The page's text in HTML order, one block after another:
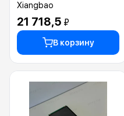
Xiangbao
21 718,5 ₽
В корзину